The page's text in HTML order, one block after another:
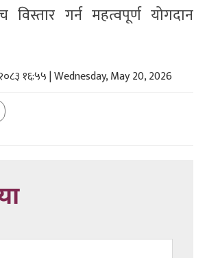
विस्तार गर्न महत्वपूर्ण योगदान
१६:५५ | Wednesday, May 20, 2026